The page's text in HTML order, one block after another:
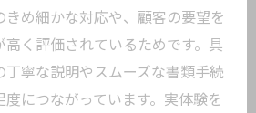
ビスの信頼性を判断するポイ
で避けたい業者の特徴と見抜
きめ細かな対応や、顧客の要望を
高く評価されているためです。具
丁寧な説明やスムーズな書類手続
度につながっています。実体験を